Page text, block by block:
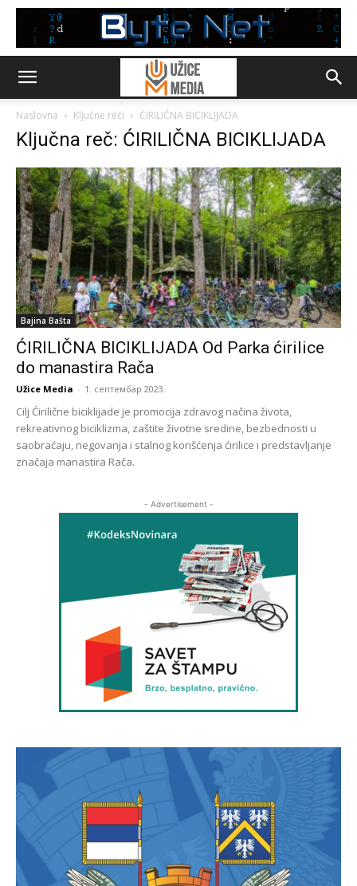
Naslovna Ključne reči ĆIRILIČNA BICIKLIJADA
Ključna reč: ĆIRILIČNA BICIKLIJADA
Bajina Bašta
ĆIRILIČNA BICIKLIJADA Od Parka ćirilice
do manastira Rača
Užice Media - 1. септембар 2023.
Cilj Ćirilične biciklijade je promocija zdravog načina života,
rekreativnog biciklizma, zaštite životne sredine, bezbednosti u
saobraćaju, negovanja i stalnog korišćenja ćirilice i predstavljanje
značaja manastira Rača.
- Advertisement -